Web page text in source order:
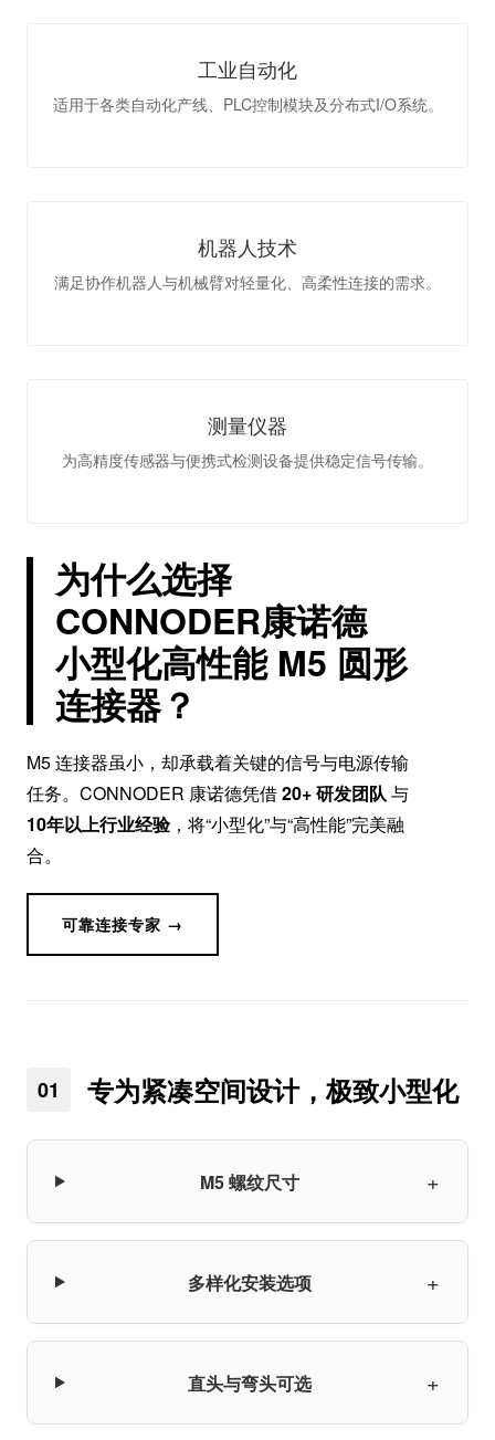
工业自动化
适用于各类自动化产线、PLC控制模块及分布式I/O系统。
机器人技术
满足协作机器人与机械臂对轻量化、高柔性连接的需求。
测量仪器
为高精度传感器与便携式检测设备提供稳定信号传输。
为什么选择
CONNODER康诺德
小型化高性能 M5 圆形
连接器？
M5 连接器虽小，却承载着关键的信号与电源传输
任务。CONNODER 康诺德凭借20+ 研发团队与
10年以上行业经验，将“小型化”与“高性能”完美融
合。
可靠连接专家 →
01 专为紧凑空间设计，极致小型化
M5 螺纹尺寸 +
多样化安装选项 +
直头与弯头可选 +